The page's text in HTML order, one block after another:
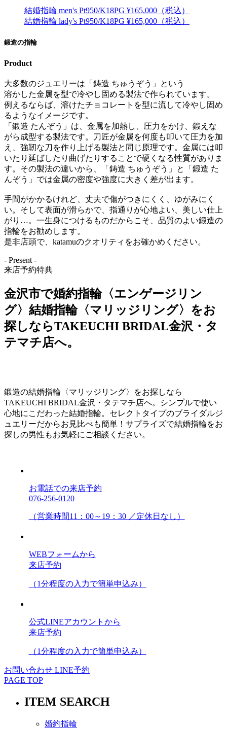
結婚指輪 men's Pt950/K18PG ¥165,000（税込）
結婚指輪 lady's Pt950/K18PG ¥165,000（税込）
鍛造の指輪
Product
大多数のジュエリーは「鋳造 ちゅうぞう」という
溶かした金属を型で冷やし固める製法で作られています。
例えるならば、溶けたチョコレートを型に流して冷やし固め
るようなイメージです。
「鍛造 たんぞう」は、金属を加熱し、圧力をかけ、鍛えな
がら成型する製法です。刀匠が金属を何度も叩いて圧力を加
え、強靭な刀を作り上げる製法と同じ原理です。金属には叩
いたり延ばしたり曲げたりすることで硬くなる性質がありま
す。その製法の違いから、「鋳造 ちゅうぞう」と「鍛造 た
んぞう」では金属の密度や強度に大きく差が出ます。
手間がかかるけれど、丈夫で傷がつきにくく、ゆがみにく
い。そして表面が滑らかで、指通りが心地よい、美しい仕上
がり…。一生身につけるものだからこそ、品質のよい鍛造の
指輪をお勧めします。
是非店頭で、katamuのクオリティをお確かめください。
- Present -
来店予約特典
金沢市で婚約指輪〈エンゲージリン
グ〉結婚指輪〈マリッジリング〉をお
探しならTAKEUCHI BRIDAL金沢・タ
テマチ店へ。
鍛造の結婚指輪〈マリッジリング〉をお探しなら
TAKEUCHI BRIDAL金沢・タテマチ店へ。シンプルで使い
心地にこだわった結婚指輪。セレクトタイプのブライダルジ
ュエリーだからお見比べも簡単！サプライズで結婚指輪をお
探しの男性もお気軽にご相談ください。
お電話での来店予約
076-256-0120
（営業時間11：00～19：30 ／定休日なし）
WEBフォームから
来店予約
（1分程度の入力で簡単申込み）
公式LINEアカウントから
来店予約
（1分程度の入力で簡単申込み）
お問い合わせ LINE予約
PAGE TOP
ITEM SEARCH
婚約指輪